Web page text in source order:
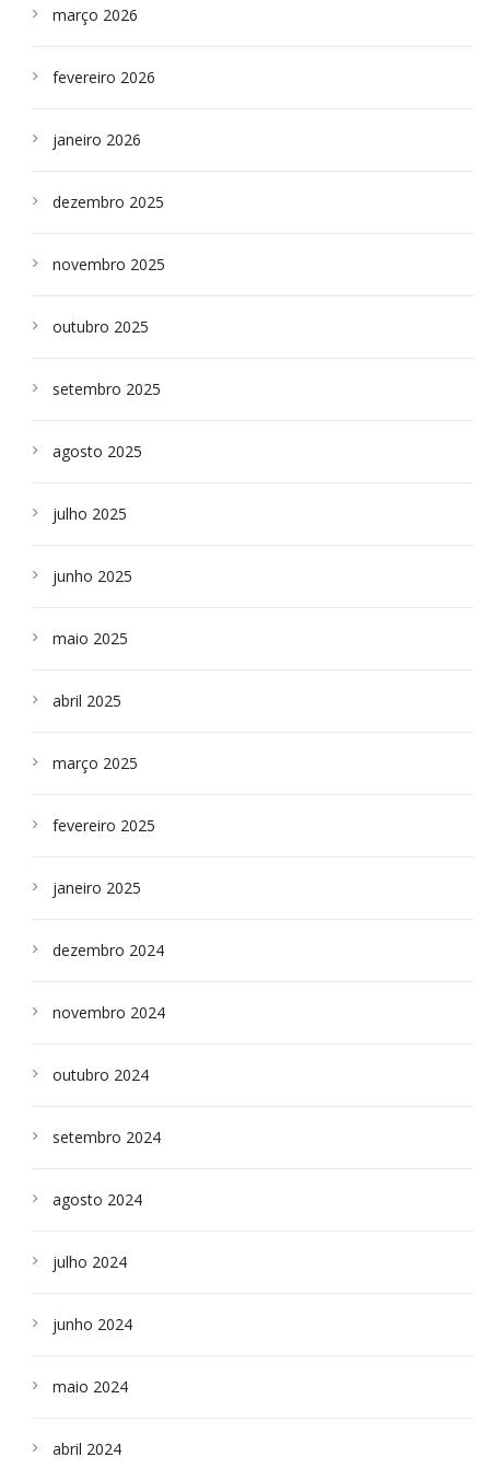
março 2026
fevereiro 2026
janeiro 2026
dezembro 2025
novembro 2025
outubro 2025
setembro 2025
agosto 2025
julho 2025
junho 2025
maio 2025
abril 2025
março 2025
fevereiro 2025
janeiro 2025
dezembro 2024
novembro 2024
outubro 2024
setembro 2024
agosto 2024
julho 2024
junho 2024
maio 2024
abril 2024